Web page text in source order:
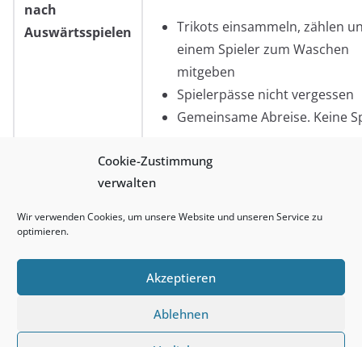
Cookie-Zustimmung
verwalten
Wir verwenden Cookies, um unsere Website und unseren Service zu
optimieren.
Akzeptieren
Ablehnen
nach
Auswärtsspielen
Trikots einsammeln, zählen
einem Spieler zum Waschen
mitgeben
Spielerpässe nicht vergessen
Gemeinsame Abreise. Keine
Basketball Club Wiesbaden